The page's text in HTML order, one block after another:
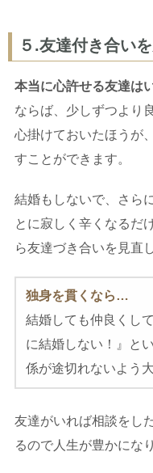
５.友達付き合い
本当に心許せる友達は
ならば、少しずつより
心掛けておいたほうが
すことができます。
結婚もしないで、さら
とに寂しく辛くなるだ
ら友達づき合いを見直
独身を貫くなら…
結婚しても仲良くし
に結婚しない！』と
係が途切れないよう
友達がいれば相談をし
るので人生が豊かにな